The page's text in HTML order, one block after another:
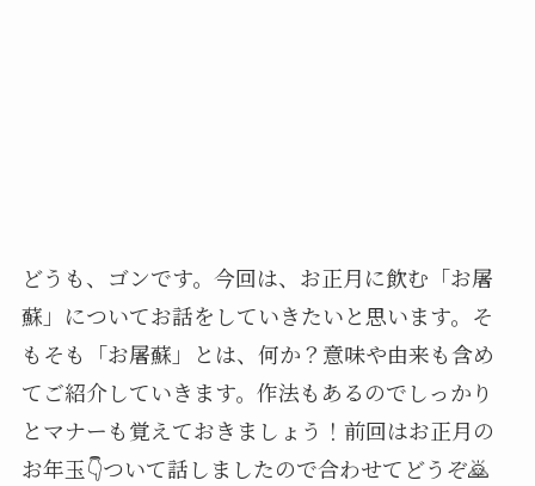
どうも、ゴンです。今回は、お正月に飲む「お屠
蘇」についてお話をしていきたいと思います。そ
もそも「お屠蘇」とは、何か？意味や由来も含め
てご紹介していきます。作法もあるのでしっかり
とマナーも覚えておきましょう！前回はお正月の
お年玉👇ついて話しましたので合わせてどうぞ🙇